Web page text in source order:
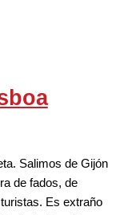
Salimos de Gijón
de fados, de
Es extraño